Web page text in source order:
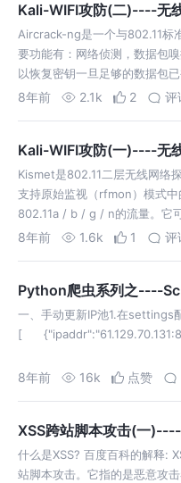
Kali-WIFI攻防(二)----无
Aircrack-ng是一个与802.11标
要功能有：网络侦测，数据包
以恢复密钥一旦足够的数据包
一些优化像Korek攻击，以及全
8年前 2.1k 2 评
Kali-WIFI攻防(一)----无
Kismet是802.11二层无线网络
支持原始监视（rfmon）模式
802.11a / b / g / n的流量。它
件，读出网络摘要，或提供
8年前 1.6k 1 评
Python爬虫系列之----
一、手动更新IP池1.在settings
[
8年前 16k 点赞
XSS跨站脚本攻击(一
什么是XSS? 百度百科的解释:
站脚本攻击。它指的是恶意攻